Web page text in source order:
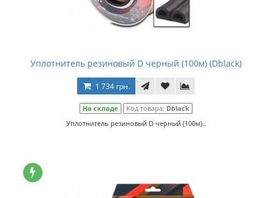
Уплотнитель резиновый D черный (100м) (Dblack)
1 734 грн.
На складе Код товара: Dblack
Уплотнитель резиновый D черный (100м)..